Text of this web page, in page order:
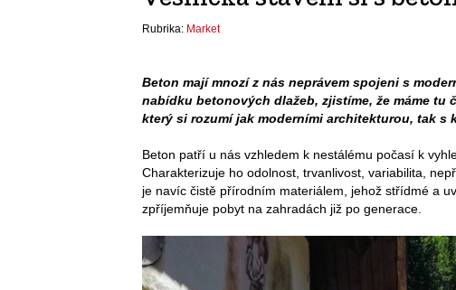
Rubrika: Market
Beton mají mnozí z nás neprávem spojeni s
nabídku betonových dlažeb, zjistíme, že máme tu
který si rozumí jak moderními architekturou, tak s
Beton patří u nás vzhledem k nestálému počasí k
Charakterizuje ho odolnost, trvanlivost, variabilita,
je navíc čistě přírodním materiálem, jehož střídmé a
zpříjemňuje pobyt na zahradách již po generace.